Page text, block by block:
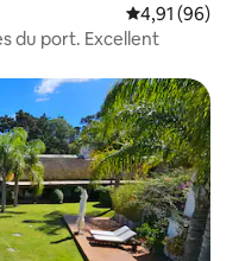
Évaluation
4,91 (96)
du port. Excellent